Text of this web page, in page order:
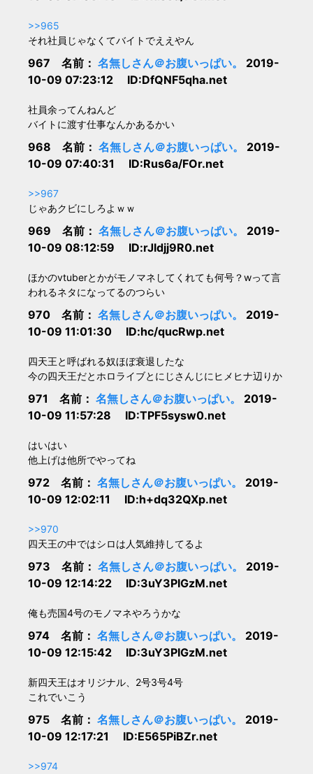
>>965
それ社員じゃなくてバイトでええやん
967 名前： 名無しさん＠お腹いっぱい。 2019-
10-09 07:23:12 ID:DfQNF5qha.net
社員余ってんねんど
バイトに渡す仕事なんかあるかい
968 名前： 名無しさん＠お腹いっぱい。 2019-
10-09 07:40:31 ID:Rus6a/FOr.net
>>967
じゃあクビにしろよｗｗ
969 名前： 名無しさん＠お腹いっぱい。 2019-
10-09 08:12:59 ID:rJldjj9R0.net
ほかのvtuberとかがモノマネしてくれても何号？wって言
われるネタになってるのつらい
970 名前： 名無しさん＠お腹いっぱい。 2019-
10-09 11:01:30 ID:hc/qucRwp.net
四天王と呼ばれる奴ほぼ衰退したな
今の四天王だとホロライブとにじさんじにヒメヒナ辺りか
971 名前： 名無しさん＠お腹いっぱい。 2019-
10-09 11:57:28 ID:TPF5sysw0.net
はいはい
他上げは他所でやってね
972 名前： 名無しさん＠お腹いっぱい。 2019-
10-09 12:02:11 ID:h+dq32QXp.net
>>970
四天王の中ではシロは人気維持してるよ
973 名前： 名無しさん＠お腹いっぱい。 2019-
10-09 12:14:22 ID:3uY3PIGzM.net
俺も売国4号のモノマネやろうかな
974 名前： 名無しさん＠お腹いっぱい。 2019-
10-09 12:15:42 ID:3uY3PIGzM.net
新四天王はオリジナル、2号3号4号
これでいこう
975 名前： 名無しさん＠お腹いっぱい。 2019-
10-09 12:17:21 ID:E565PiBZr.net
>>974